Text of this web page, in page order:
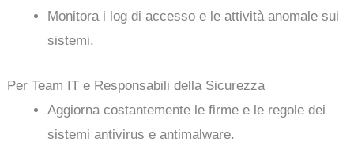
Monitora i log di accesso e le attività anomale sui
sistemi.
Per Team IT e Responsabili della Sicurezza
Aggiorna costantemente le firme e le regole dei
sistemi antivirus e antimalware.